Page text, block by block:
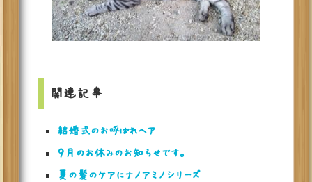
関連記事
結婚式のお呼ばれヘア
９月のお休みのお知らせです。
夏の髪のケアにナノアミノシリーズ